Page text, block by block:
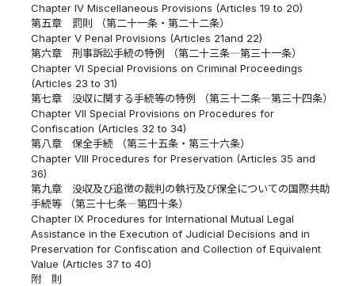
Chapter IV Miscellaneous Provisions (Articles 19 to 20)
第五章 罰則 （第二十一条・第二十二条）
Chapter V Penal Provisions (Articles 21and 22)
第六章 刑事訴訟手続の特例 （第二十三条―第三十一条）
Chapter VI Special Provisions on Criminal Proceedings
(Articles 23 to 31)
第七章 没収に関する手続等の特例 （第三十二条―第三十四条）
Chapter VII Special Provisions on Procedures for
Confiscation (Articles 32 to 34)
第八章 保全手続 （第三十五条・第三十六条）
Chapter VIII Procedures for Preservation (Articles 35 and
36)
第九章 没収及び追徴の裁判の執行及び保全についての国際共助
手続等 （第三十七条―第四十条）
Chapter IX Procedures for International Mutual Legal
Assistance in the Execution of Judicial Decisions and in
Preservation for Confiscation and Collection of Equivalent
Value (Articles 37 to 40)
附 則